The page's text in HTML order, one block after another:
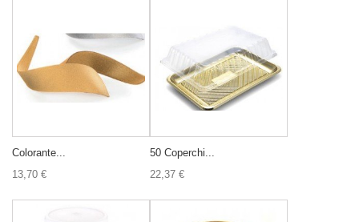
Colorante...
13,70 €
50 Coperchi...
22,37 €